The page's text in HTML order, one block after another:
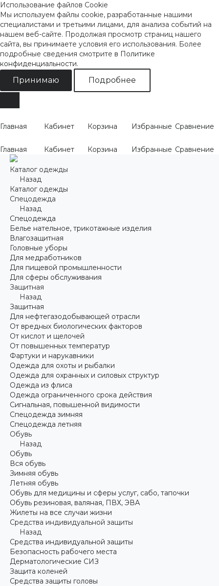
Использование файлов Cookie
Мы используем файлы cookie, разработанные нашими
специалистами и третьими лицами, для анализа событий на
нашем веб-сайте. Продолжая просмотр страниц нашего
сайта, вы принимаете условия его использования. Более
подробные сведения смотрите в Политике
конфиденциальности.
Принимаю Подробнее
Главная Кабинет Корзина Избранные Сравнение
Главная Кабинет Корзина Избранные Сравнение
Каталог одежды
Назад
Каталог одежды
Спецодежда
Назад
Спецодежда
Белье нательное, трикотажные изделия
Влагозащитная
Головные уборы
Для медработников
Для пищевой промышленности
Для сферы обслуживания
Защитная
Назад
Защитная
Для нефтегазодобывающей отрасли
От вредных биологических факторов
От кислот и щелочей
От повышенных температур
Фартуки и нарукавники
Одежда для охоты и рыбалки
Одежда для охранных и силовых структур
Одежда из флиса
Одежда ограниченного срока действия
Сигнальная, повышенной видимости
Спецодежда зимняя
Спецодежда летняя
Обувь
Назад
Обувь
Вся обувь
Зимняя обувь
Летняя обувь
Обувь для медицины и сферы услуг, сабо, тапочки
Обувь резиновая, валяная, ПВХ, ЭВА
Жилеты на все случаи жизни
Средства индивидуальной защиты
Назад
Средства индивидуальной защиты
Безопасность рабочего места
Дерматологические СИЗ
Защита коленей
Средства защиты головы